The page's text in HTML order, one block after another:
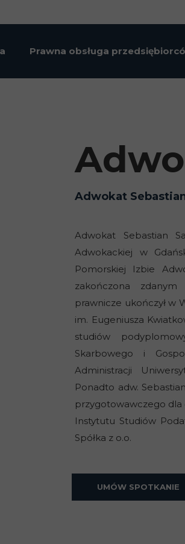
Zasiedzenie nieruchomości
Sankcja kredytu darmowego
obsługa przedsiębiorców
Prawna obsługa
UMÓW SPOTKANIE
Adwokat Sebastian
Adwokackiej w
Pomorskiej Izbie
zakończona
prawnicze ukończył w
im. Eugeniusza
studiów
Skarbowego i
Administracji
Ponadto adw.
przygotowawczego
Instytutu Studiów
Spółka z o.o.
Adwokat